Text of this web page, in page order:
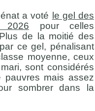
a voté le gel des
pour celles
de la moitié des
ce gel, pénalisant
moyenne, ceux
sont considérés
pauvres mais assez
sombrer dans la